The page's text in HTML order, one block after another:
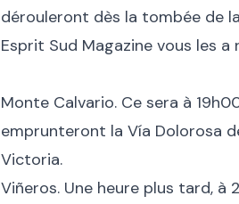
dérouleront dès la tombée de
Esprit Sud Magazine vous les
Monte Calvario. Ce sera à
emprunteront la Vía Dolorosa
Victoria.
Viñeros. Une heure plus tard,